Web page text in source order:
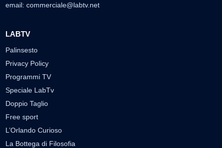
email: commerciale@labtv.net
LABTV
Palinsesto
Privacy Policy
Programmi TV
Speciale LabTv
Doppio Taglio
Free sport
L’Orlando Curioso
La Bottega di Filosofia